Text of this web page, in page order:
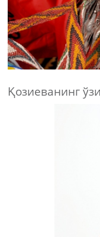
Қозиеванинг